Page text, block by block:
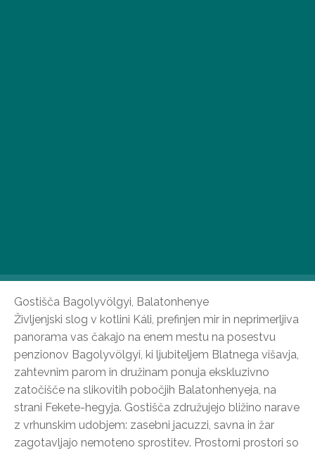
Gostišča Bagolyvölgyi, Balatonhenye
Življenjski slog v kotlini Káli, prefinjen mir in neprimerljiva
panorama vas čakajo na enem mestu na posestvu
penzionov Bagolyvölgyi, ki ljubiteljem Blatnega višavja,
zahtevnim parom in družinam ponuja ekskluzivno
zatočišče na slikovitih pobočjih Balatonhenyeja, na
strani Fekete-hegyja. Gostišča združujejo bližino narave
z vrhunskim udobjem: zasebni jacuzzi, savna in žar
zagotavljajo nemoteno sprostitev. Prostorni prostori so